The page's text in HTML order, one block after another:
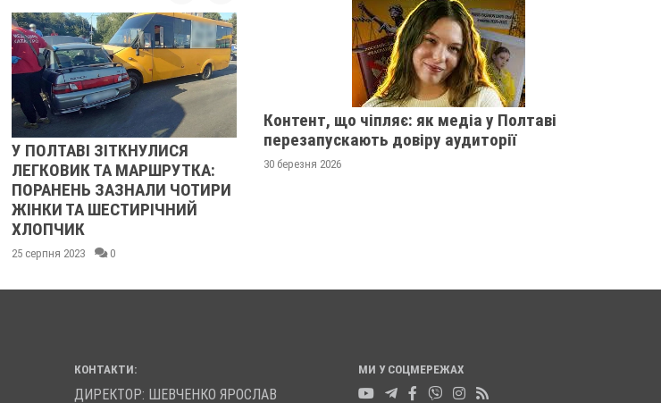
У ПОЛТАВІ ЗІТКНУЛИСЯ
ЛЕГКОВИК ТА МАРШРУТКА:
ПОРАНЕНЬ ЗАЗНАЛИ ЧОТИРИ
ЖІНКИ ТА ШЕСТИРІЧНИЙ
ХЛОПЧИК
25 серпня 2023 0
З 1 ЛИПНЯ В УКРАЇНІ
ЗАКІНЧИТЬСЯ КАРАНТИН
ПОЛТАВЩИНА
Контент, що чіпляє: як медіа у Полтаві
перезапускають довіру аудиторії
30 березня 2026
КОНТАКТИ:
ДИРЕКТОР: ШЕВЧЕНКО ЯРОСЛАВ
МИ У СОЦМЕРЕЖАХ